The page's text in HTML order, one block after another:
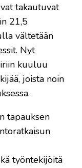
takautuvat
21,5
vältetään
Nyt
kuuluu
joista noin
tapauksen
työntekijöitä